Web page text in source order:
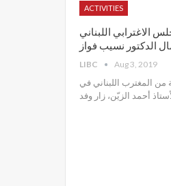
ACTIVITIES
اللبناني
الدكتور نسيب فواز
LIBC Aug 3, 2019
وبدعوة كريمة من المغترب اللبناني في
أحمد الزيّن، زار وفد